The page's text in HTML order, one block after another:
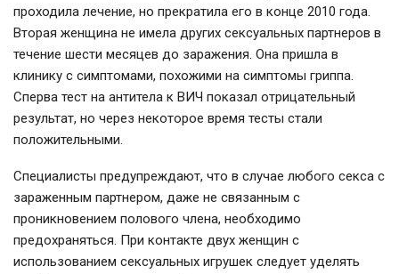
проходила лечение, но прекратила его в конце 2010 года.
Вторая женщина не имела других сексуальных партнеров в
течение шести месяцев до заражения. Она пришла в
клинику с симптомами, похожими на симптомы гриппа.
Сперва тест на антитела к ВИЧ показал отрицательный
результат, но через некоторое время тесты стали
положительными.
Специалисты предупреждают, что в случае любого секса с
зараженным партнером, даже не связанным с
проникновением полового члена, необходимо
предохраняться. При контакте двух женщин с
использованием сексуальных игрушек следует уделять